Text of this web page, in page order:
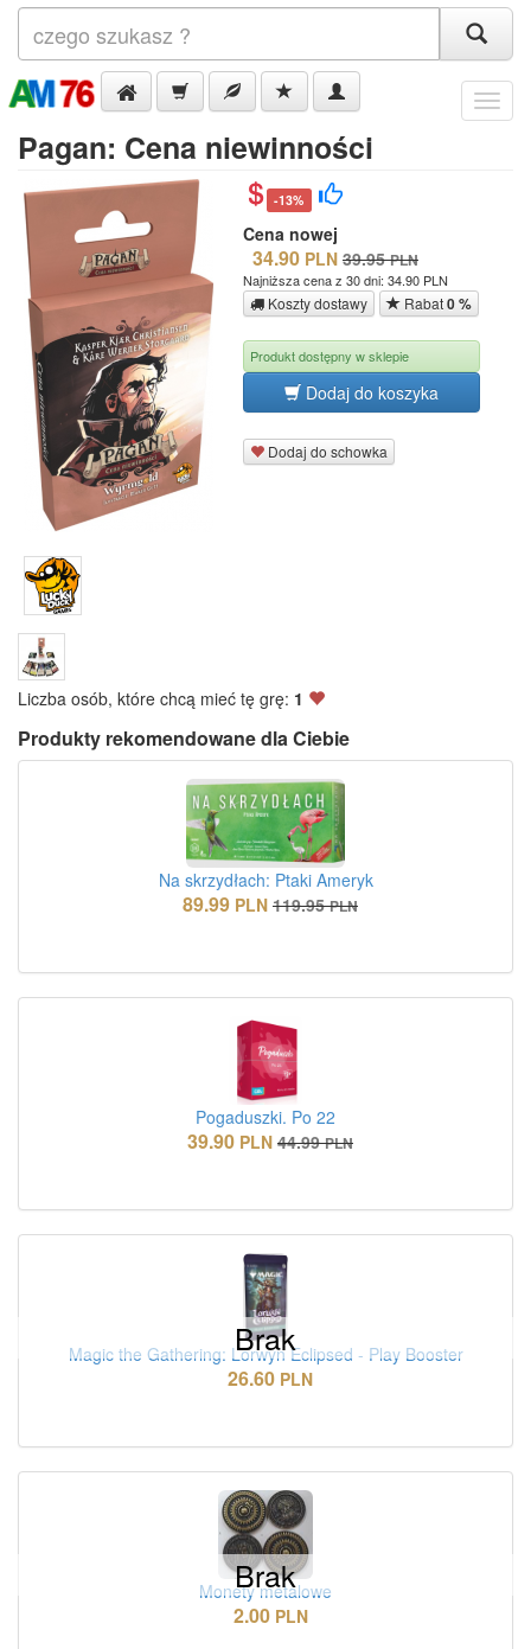
Menu
Pagan: Cena niewinności
-13%
Cena nowej
34.90 PLN 39.95 PLN
Najniższa cena z 30 dni: 34.90 PLN
Koszty dostawy Rabat0 %
Produkt dostępny w sklepie
Dodaj do koszyka
Dodaj do schowka
Liczba osób, które chcą mieć tę grę: 1
Produkty rekomendowane dla Ciebie
Na skrzydłach: Ptaki Ameryk
89.99 PLN 119.95 PLN
Pogaduszki. Po 22
39.90 PLN 44.99 PLN
Brak
Magic the Gathering: Lorwyn Eclipsed - Play Booster
26.60 PLN
Brak
Monety metalowe
2.00 PLN